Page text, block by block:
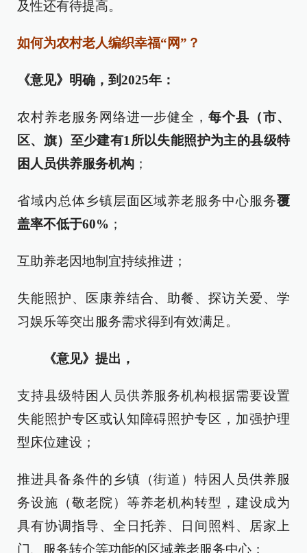
及性还有待提高。
如何为农村老人编织幸福“网”？
《意见》明确，到2025年：
农村养老服务网络进一步健全，每个县（市、
区、旗）至少建有1所以失能照护为主的县级特
困人员供养服务机构 ；
省域内总体乡镇层面区域养老服务中心服务覆
盖率不低于60% ；
互助养老因地制宜持续推进；
失能照护、医康养结合、助餐、探访关爱、学
习娱乐等突出服务需求得到有效满足。
《意见》提出，
支持县级特困人员供养服务机构根据需要设置
失能照护专区或认知障碍照护专区，加强护理
型床位建设；
推进具备条件的乡镇（街道）特困人员供养服
务设施（敬老院）等养老机构转型，建设成为
具有协调指导、全日托养、日间照料、居家上
门、服务转介等功能的区域养老服务中心；